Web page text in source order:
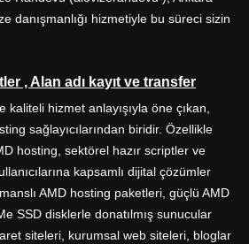
danışmanlığı hizmetiyle bu süreci sizin
, Alan adı kayıt ve transfer
hizmet anlayışıyla öne çıkan,
sağlayıcılarından biridir. Özellikle
hosting, sektörel hazır scriptler ve
kapsamlı dijital çözümler
AMD hosting paketleri, güçlü AMD
SSD disklerle donatılmış sunucular
siteleri, kurumsal web siteleri, bloglar